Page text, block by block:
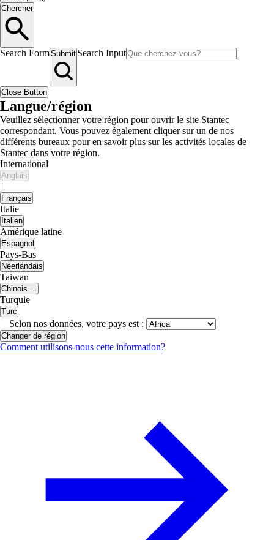
Chercher
Search FormSubmit Search Input
Close Button
Langue/région
Veuillez sélectionner votre région pour ouvrir le site Stantec
correspondant. Vous pouvez également cliquer sur un de nos
différents bureaux pour en savoir plus sur les activités locales de
Stantec dans votre région.
International
Anglais
|
Français
Italie
Italien
Amérique latine
Espagnol
Pays-Bas
Néerlandais
Taiwan
Chinois ...
Turquie
Turc
Selon nos données, votre pays est :
Changer de région
Comment utilisons-nous cette information?